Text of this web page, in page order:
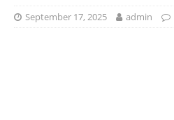
September 17, 2025 admin